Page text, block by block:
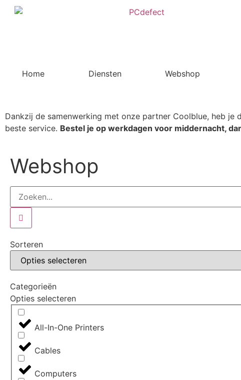
Home Diensten Webshop
Dankzij de samenwerking met onze partner Coolblue, heb
beste service. Bestel je op werkdagen voor middernacht,
Webshop
Sorteren
Categorieën
Opties selecteren
All-In-One Printers
Cables
Computers